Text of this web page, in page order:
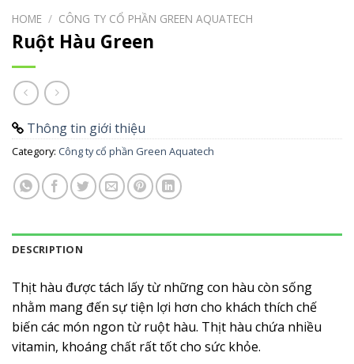
HOME / CÔNG TY CỔ PHẦN GREEN AQUATECH
Ruột Hàu Green
Thông tin giới thiệu
Category: Công ty cổ phần Green Aquatech
DESCRIPTION
Thịt hàu được tách lấy từ những con hàu còn sống
nhằm mang đến sự tiện lợi hơn cho khách thích chế
biến các món ngon từ ruột hàu. Thịt hàu chứa nhiều
vitamin, khoáng chất rất tốt cho sức khỏe.